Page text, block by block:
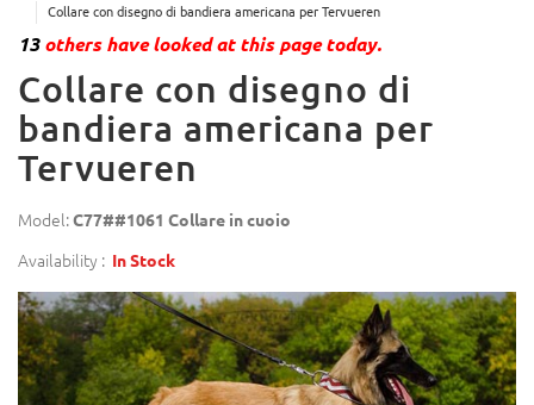
Collare con disegno di bandiera americana per Tervueren
13others have looked at this page today.
Collare con disegno di
bandiera americana per
Tervueren
Model:C77##1061 Collare in cuoio
Availability : In Stock